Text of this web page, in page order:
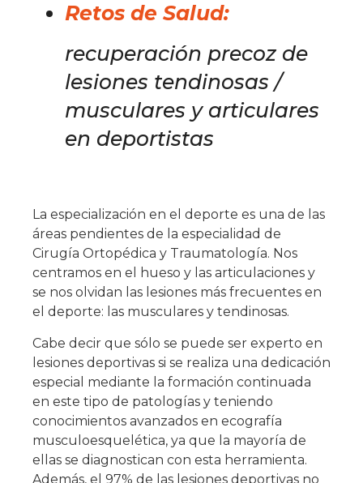
Retos de Salud:
recuperación precoz de
lesiones tendinosas /
musculares y articulares
en deportistas
La especialización en el deporte es una de las
áreas pendientes de la especialidad de
Cirugía Ortopédica y Traumatología. Nos
centramos en el hueso y las articulaciones y
se nos olvidan las lesiones más frecuentes en
el deporte: las musculares y tendinosas.
Cabe decir que sólo se puede ser experto en
lesiones deportivas si se realiza una dedicación
especial mediante la formación continuada
en este tipo de patologías y teniendo
conocimientos avanzados en ecografía
musculoesquelética, ya que la mayoría de
ellas se diagnostican con esta herramienta.
Además, el 97% de las lesiones deportivas no